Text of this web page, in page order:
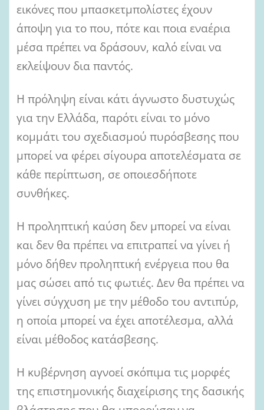
εικόνες που μπασκετμπολίστες έχουν
άποψη για το που, πότε και ποια εναέρια
μέσα πρέπει να δράσουν, καλό είναι να
εκλείψουν δια παντός.
Η πρόληψη είναι κάτι άγνωστο δυστυχώς
για την Ελλάδα, παρότι είναι το μόνο
κομμάτι του σχεδιασμού πυρόσβεσης που
μπορεί να φέρει σίγουρα αποτελέσματα σε
κάθε περίπτωση, σε οποιεσδήποτε
συνθήκες.
Η προληπτική καύση δεν μπορεί να είναι
και δεν θα πρέπει να επιτραπεί να γίνει ή
μόνο δήθεν προληπτική ενέργεια που θα
μας σώσει από τις φωτιές. Δεν θα πρέπει να
γίνει σύγχυση με την μέθοδο του αντιπύρ,
η οποία μπορεί να έχει αποτέλεσμα, αλλά
είναι μέθοδος κατάσβεσης.
Η κυβέρνηση αγνοεί σκόπιμα τις μορφές
της επιστημονικής διαχείρισης της δασικής